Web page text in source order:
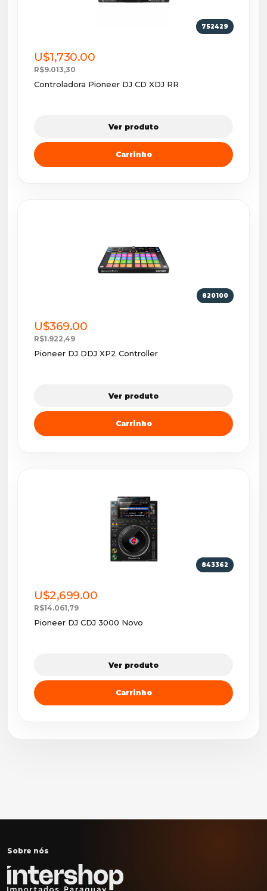
752429
U$1,730.00
R$9.013,30
Controladora Pioneer DJ CD XDJ RR
Ver produto
Carrinho
820100
U$369.00
R$1.922,49
Pioneer DJ DDJ XP2 Controller
Ver produto
Carrinho
843362
U$2,699.00
R$14.061,79
Pioneer DJ CDJ 3000 Novo
Ver produto
Carrinho
Sobre nós